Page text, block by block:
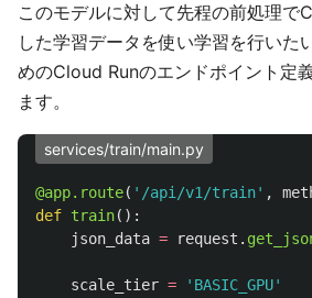
このモデルに対して先程の前処理
した学習データを使い学習を行いた
めのCloud Runのエンドポイント定
ます。
services/train/main.py
@app.route( ' /api/v1/train' ,
def train():
json_data = request .
scale_tier = ' BASIC_GPU'